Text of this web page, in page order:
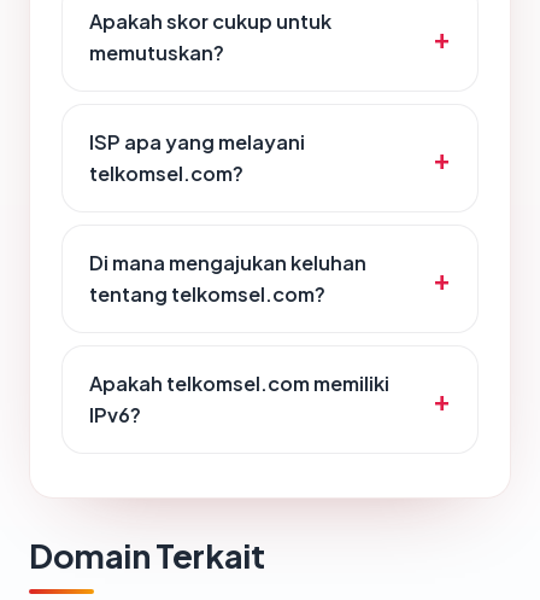
Apakah skor cukup untuk
memutuskan?
ISP apa yang melayani
telkomsel.com?
Di mana mengajukan keluhan
tentang telkomsel.com?
Apakah telkomsel.com memiliki
IPv6?
Domain Terkait